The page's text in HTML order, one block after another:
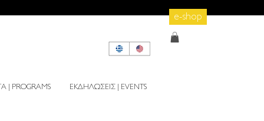
e-shop
PROGRAMS ΕΚΔΗΛΩΣΕΙΣ | EVENTS